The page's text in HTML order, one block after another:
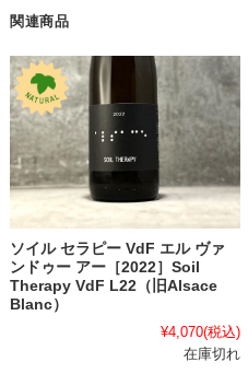
関連商品
ソイル セラピー VdF エル ヴァ
ンドゥー アー［2022］Soil
Therapy VdF L22（旧Alsace
Blanc）
¥4,070(税込)
在庫切れ